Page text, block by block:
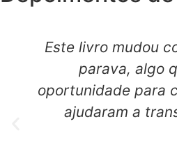
Este livro mudou
parava, algo
oportunidade para
ajudaram a